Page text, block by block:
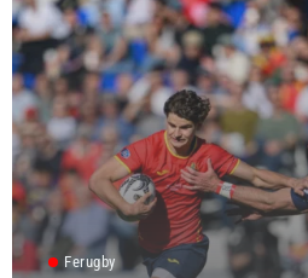
Ferugby